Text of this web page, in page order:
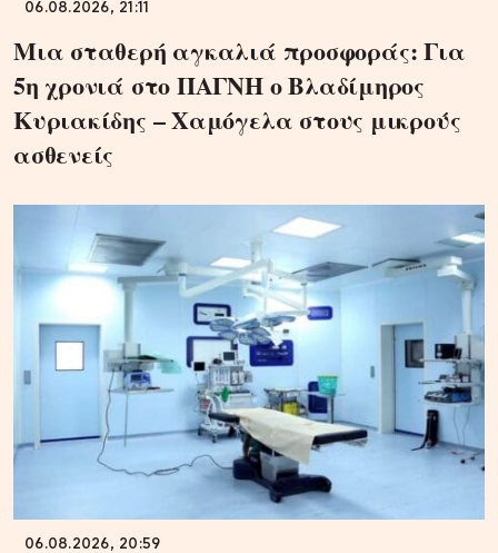
06.08.2026, 21:11
Μια σταθερή αγκαλιά προσφοράς: Για
5η χρονιά στο ΠΑΓΝΗ ο Βλαδίμηρος
Κυριακίδης – Χαμόγελα στους μικρούς
ασθενείς
06.08.2026, 20:59